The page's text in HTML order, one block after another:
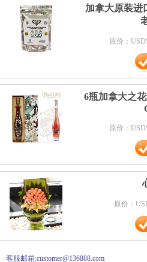
加拿大原装进
原价：
6瓶加拿大之
原价：
原价：
客服邮箱:customer@136888.com